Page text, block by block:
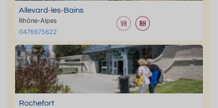
Allevard-les-Bains
Rhône-Alpes
0476975622
Rochefort